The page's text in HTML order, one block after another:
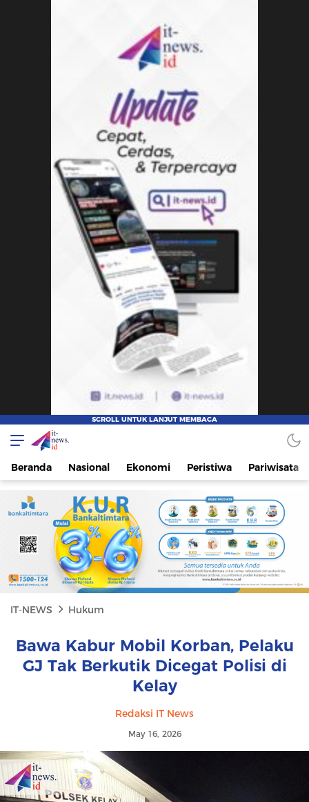
IT-NEWS
Update Cepat, Cerdas, dan Terpercaya
Beranda Nasional Ekonomi Peristiwa Pariwisata
IT-NEWS Hukum
Bawa Kabur Mobil Korban, Pelaku
GJ Tak Berkutik Dicegat Polisi di
Kelay
Redaksi IT News
May 16, 2026